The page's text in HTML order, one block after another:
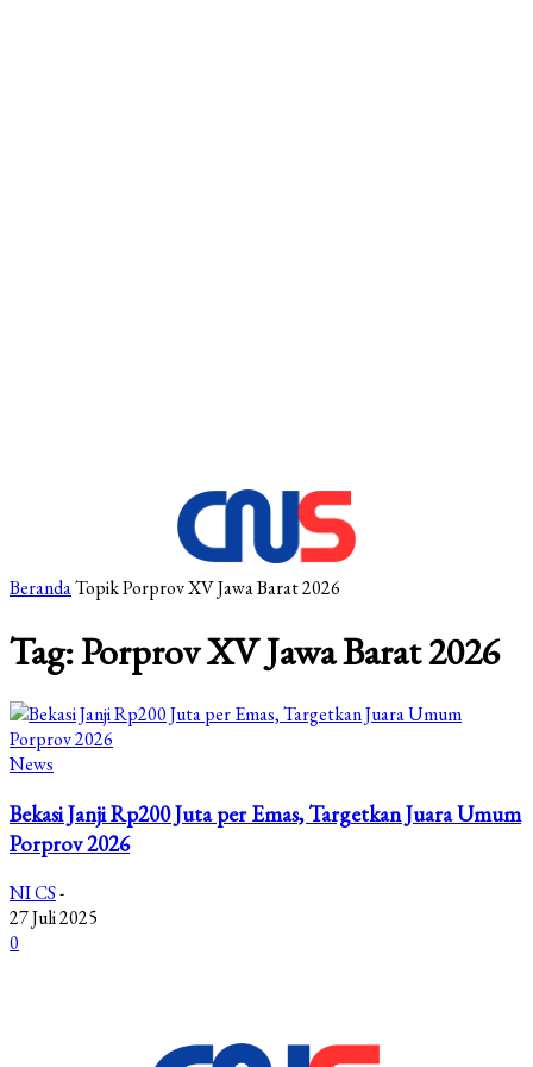
BerandaTopikPorprov XV Jawa Barat 2026
Tag: Porprov XV Jawa Barat 2026
News
Bekasi Janji Rp200 Juta per Emas, Targetkan Juara Umum
Porprov 2026
NI CS-
27 Juli 2025
0